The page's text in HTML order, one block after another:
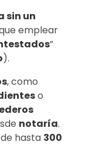
sin un
emplear
”
).
, como
o
notaría.
hasta 300